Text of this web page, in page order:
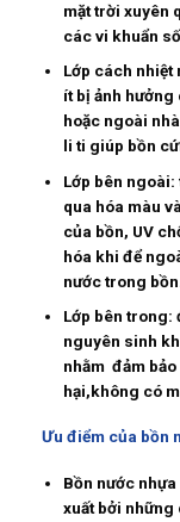
mặt trời xuyên
các vi khuẩn
Lớp cách nhiệt
ít bị ảnh hưởng
hoặc ngoài
li ti giúp bồn
Lớp bên ngoài:
qua hóa màu
của bồn, UV
hóa khi để
nước trong
Lớp bên trong:
nguyên sinh
nhằm đảm
hại,không có
Ưu điểm của bồn
Bồn nước
xuất bởi những